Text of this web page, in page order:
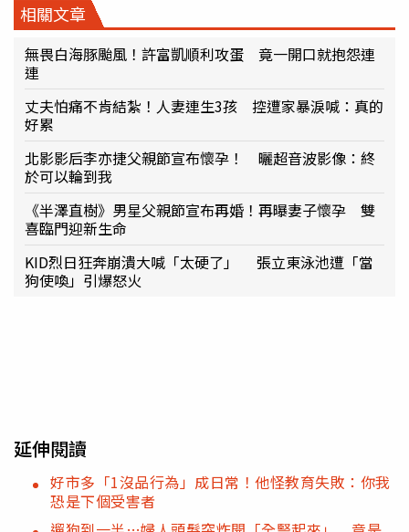
相關文章
無畏白海豚颱風！許富凱順利攻蛋 竟一開口就抱怨連
連
丈夫怕痛不肯結紮！人妻連生3孩 控遭家暴淚喊：真的
好累
北影影后李亦捷父親節宣布懷孕！ 曬超音波影像：終
於可以輪到我
《半澤直樹》男星父親節宣布再婚！再曝妻子懷孕 雙
喜臨門迎新生命
KID烈日狂奔崩潰大喊「太硬了」 張立東泳池遭「當
狗使喚」引爆怒火
延伸閱讀
好市多「1沒品行為」成日常！他怪教育失敗：你我
恐是下個受害者